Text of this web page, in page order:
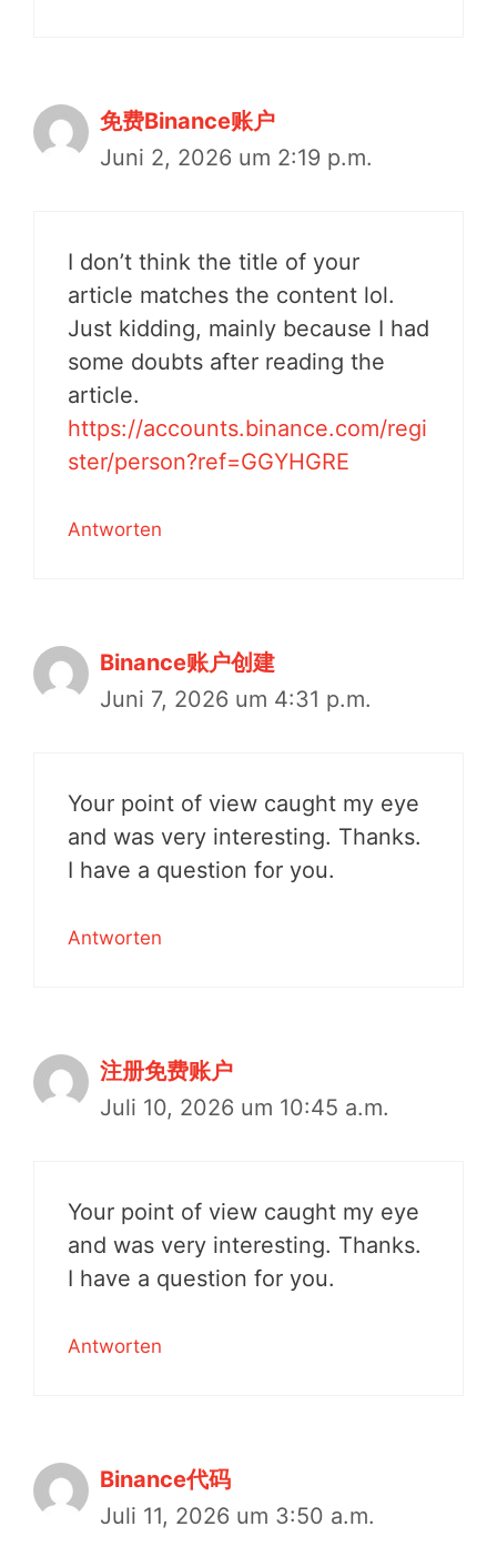
免费Binance账户
Juni 2, 2026 um 2:19 p.m.
I don’t think the title of your
article matches the content lol.
Just kidding, mainly because I had
some doubts after reading the
article.
https://accounts.binance.com/regi
ster/person?ref=GGYHGRE
Antworten
Binance账户创建
Juni 7, 2026 um 4:31 p.m.
Your point of view caught my eye
and was very interesting. Thanks.
I have a question for you.
Antworten
注册免费账户
Juli 10, 2026 um 10:45 a.m.
Your point of view caught my eye
and was very interesting. Thanks.
I have a question for you.
Antworten
Binance代码
Juli 11, 2026 um 3:50 a.m.